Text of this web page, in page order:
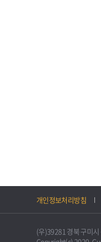
개인정보처리방침
(우)39281 경북 구미